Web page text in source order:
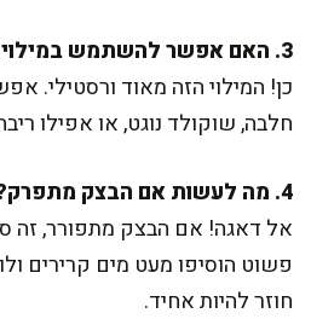
3. האם אפשר להשתמש במילוי אחר במקום תמרים?
כן! המילוי הזה מאוד ורסטילי.
חלבה, שוקולד נוגט, או אפילו
4. מה לעשות אם הבצק מתפרק?
אל דאגה! אם הבצק מתפורר, זה
פשוט הוסיפו מעט מים קרירים
חוזר להיות אחיד.